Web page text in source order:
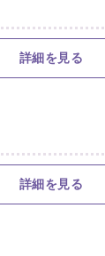
詳細を見る
詳細を見る